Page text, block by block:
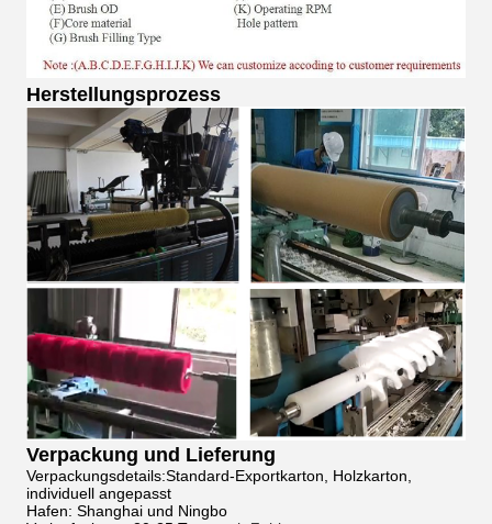
Herstellungsprozess
Verpackung und Lieferung
Verpackungsdetails:Standard-Exportkarton, Holzkarton,
individuell angepasst
Hafen: Shanghai und Ningbo